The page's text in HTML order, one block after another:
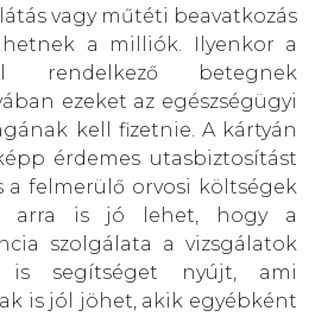
vagy műtéti beavatkozás
a milliók. Ilyenkor a
rendelkező betegnek
ezeket az egészségügyi
kell fizetnie. A kártyán
érdemes utasbiztosítást
a felmerülő orvosi költségek
arra is jó lehet, hogy a
szolgálata a vizsgálatok
is segítséget nyújt, ami
is jól jöhet, akik egyébként